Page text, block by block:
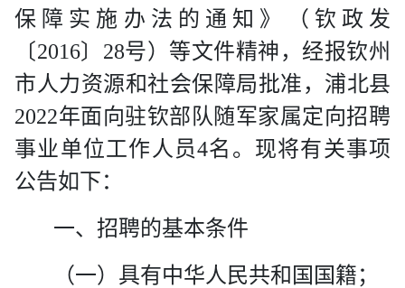
保障实施办法的通知》（钦政发
〔2016〕 28号）等文件精神，经报钦州
市人力资源和社会保障局批准，浦北县
2022年面向驻钦部队随军家属定向招聘
事业单位工作人员4名。现将有关事项
公告如下：
一、招聘的基本条件
（一） 具有中华人民共和国国籍；